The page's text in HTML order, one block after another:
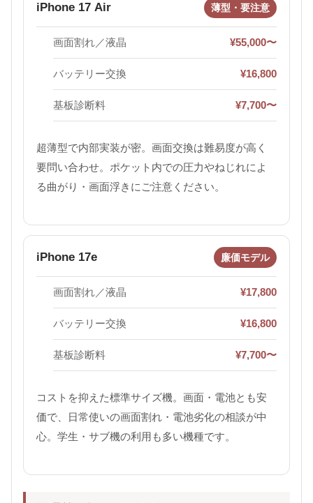
iPhone 17 Air 薄型・要注意
画面割れ／液晶 ¥55,000〜
バッテリー交換 ¥16,800
基板診断料 ¥7,700〜
超薄型で内部実装が密。画面交換は難易度が高く
要問い合わせ。ポケット内での圧力やねじれによ
る曲がり・画面浮きにご注意ください。
iPhone 17e 廉価モデル
画面割れ／液晶 ¥17,800
バッテリー交換 ¥16,800
基板診断料 ¥7,700〜
コストを抑えた標準サイズ機。画面・電池とも安
価で、日常使いの画面割れ・電池劣化の相談が中
心。学生・サブ機の利用も多い機種です。